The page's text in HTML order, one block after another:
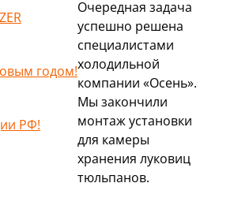
годом!
РФ!
Очередная задача
успешно решена
специалистами
холодильной
компании «Осень».
Мы закончили
монтаж установки
для камеры
хранения луковиц
тюльпанов.